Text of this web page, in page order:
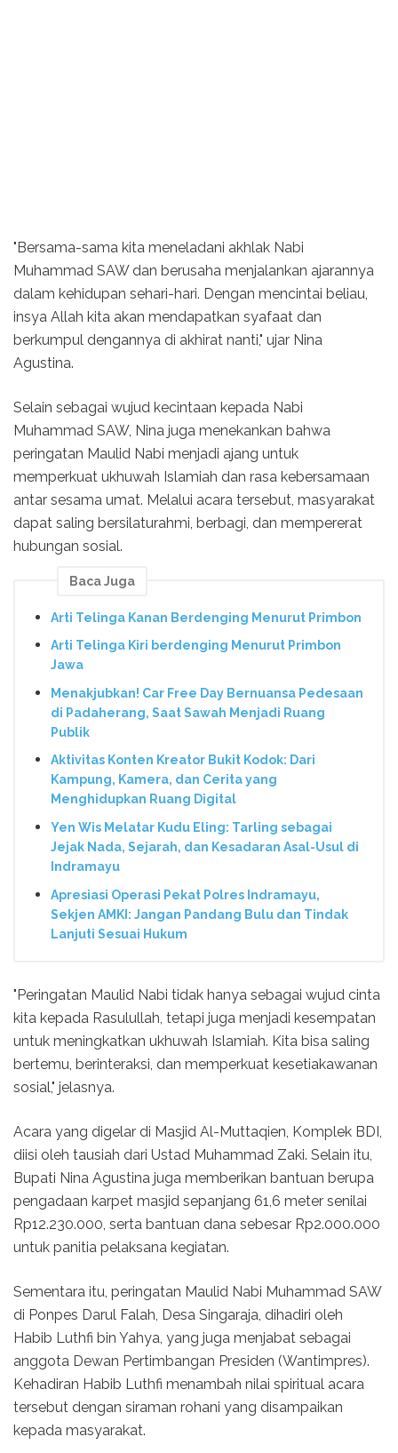
"Bersama-sama kita meneladani akhlak Nabi
Muhammad SAW dan berusaha menjalankan ajarannya
dalam kehidupan sehari-hari. Dengan mencintai beliau,
insya Allah kita akan mendapatkan syafaat dan
berkumpul dengannya di akhirat nanti," ujar Nina
Agustina.
Selain sebagai wujud kecintaan kepada Nabi
Muhammad SAW, Nina juga menekankan bahwa
peringatan Maulid Nabi menjadi ajang untuk
memperkuat ukhuwah Islamiah dan rasa kebersamaan
antar sesama umat. Melalui acara tersebut, masyarakat
dapat saling bersilaturahmi, berbagi, dan mempererat
hubungan sosial.
Baca Juga
Arti Telinga Kanan Berdenging Menurut Primbon
Arti Telinga Kiri berdenging Menurut Primbon
Jawa
Menakjubkan! Car Free Day Bernuansa Pedesaan
di Padaherang, Saat Sawah Menjadi Ruang
Publik
Aktivitas Konten Kreator Bukit Kodok: Dari
Kampung, Kamera, dan Cerita yang
Menghidupkan Ruang Digital
Yen Wis Melatar Kudu Eling: Tarling sebagai
Jejak Nada, Sejarah, dan Kesadaran Asal-Usul di
Indramayu
Apresiasi Operasi Pekat Polres Indramayu,
Sekjen AMKI: Jangan Pandang Bulu dan Tindak
Lanjuti Sesuai Hukum
"Peringatan Maulid Nabi tidak hanya sebagai wujud cinta
kita kepada Rasulullah, tetapi juga menjadi kesempatan
untuk meningkatkan ukhuwah Islamiah. Kita bisa saling
bertemu, berinteraksi, dan memperkuat kesetiakawanan
sosial," jelasnya.
Acara yang digelar di Masjid Al-Muttaqien, Komplek BDI,
diisi oleh tausiah dari Ustad Muhammad Zaki. Selain itu,
Bupati Nina Agustina juga memberikan bantuan berupa
pengadaan karpet masjid sepanjang 61,6 meter senilai
Rp12.230.000, serta bantuan dana sebesar Rp2.000.000
untuk panitia pelaksana kegiatan.
Sementara itu, peringatan Maulid Nabi Muhammad SAW
di Ponpes Darul Falah, Desa Singaraja, dihadiri oleh
Habib Luthfi bin Yahya, yang juga menjabat sebagai
anggota Dewan Pertimbangan Presiden (Wantimpres).
Kehadiran Habib Luthfi menambah nilai spiritual acara
tersebut dengan siraman rohani yang disampaikan
kepada masyarakat.